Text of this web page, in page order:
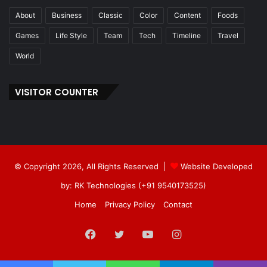
About Business Classic Color Content Foods
Games Life Style Team Tech Timeline Travel
World
VISITOR COUNTER
© Copyright 2026, All Rights Reserved |
Website Developed
by: RK Technologies (+91 9540173525)
Home
Privacy Policy Contact
Facebook
TwitterYouTubeInstagram